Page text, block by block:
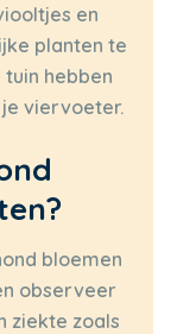
en
planten te
tuin hebben
viervoeter.
bloemen
observeer
ziekte zoals